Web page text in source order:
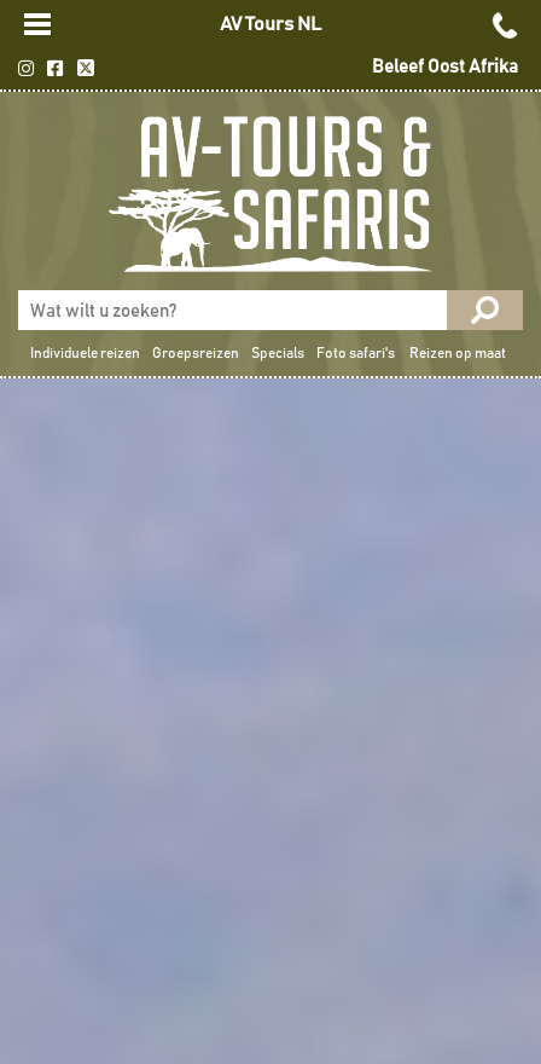
AV Tours NL
Beleef Oost Afrika
Individuele reizen Groepsreizen Specials Foto safari's Reizen op maat